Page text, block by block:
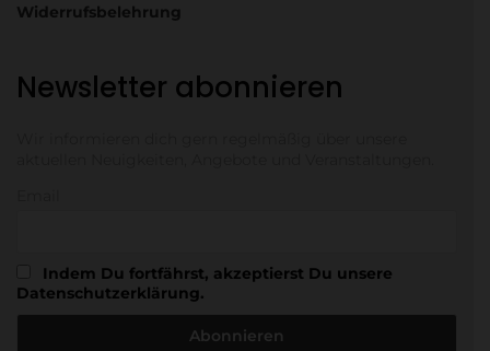
Widerrufsbelehrung
Newsletter abonnieren
Indem Du fortfährst, akzeptierst Du unsere
Datenschutzerklärung.